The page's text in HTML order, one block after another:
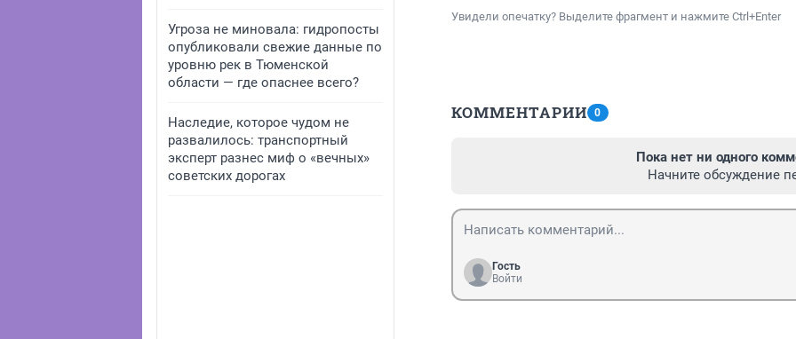
Угроза не миновала: гидропосты
опубликовали свежие данные по
уровню рек в Тюменской
области — где опаснее всего?
Наследие, которое чудом не
развалилось: транспортный
эксперт разнес миф о «вечных»
советских дорогах
Увидели опечатку? Выделите фрагмент и нажмите Ctrl+Enter
КОММЕНТАРИИ 0
Пока нет ни одного
Начните обсуждение
Гость
Войти